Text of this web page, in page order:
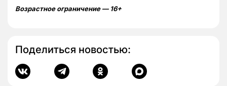
Возрастное ограничение — 16+
Поделиться новостью: